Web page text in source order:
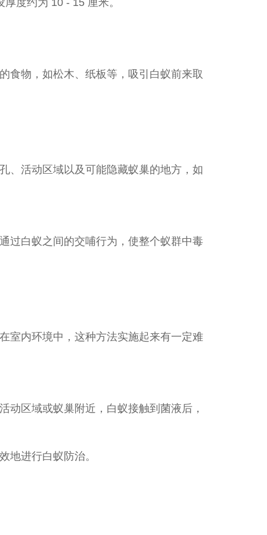
度约为 10 - 15 厘米。
食物，如松木、纸板等，吸引白蚁前来取
、活动区域以及可能隐藏蚁巢的地方，如
过白蚁之间的交哺行为，使整个蚁群中毒
室内环境中，这种方法实施起来有一定难
动区域或蚁巢附近，白蚁接触到菌液后，
地进行白蚁防治。